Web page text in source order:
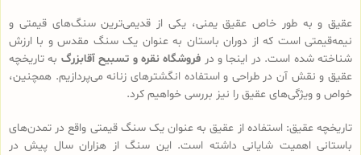
عقیق و به طور خاص عقیق یمنی، یکی از قدیمی‌ترین سنگ‌های قیمتی و
نیمه‌قیمتی است که از دوران باستان به عنوان یک سنگ مقدس و با ارزش
شناخته شده است. در اینجا و در فروشگاه نقره و تسبیح آقابزرگ به تاریخچه
عقیق و نقش آن در طراحی و استفاده انگشترهای زنانه می‌پردازیم. همچنین،
خواص و ویژگی‌های عقیق را نیز بررسی خواهیم کرد.
تاریخچه عقیق: استفاده از عقیق به عنوان یک سنگ قیمتی واقع در تمدن‌های
باستانی اهمیت شایانی داشته است. این سنگ از هزاران سال پیش در